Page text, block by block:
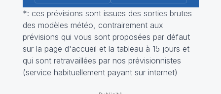
*: ces prévisions sont issues des sorties brutes
des modèles météo, contrairement aux
prévisions qui vous sont proposées par défaut
sur la page d'accueil et la tableau à 15 jours et
qui sont retravaillées par nos prévisionnistes
(service habituellement payant sur internet)